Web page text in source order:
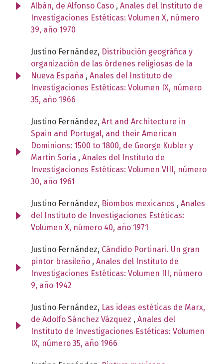
Albán, de Alfonso Caso , Anales del Instituto de
Investigaciones Estéticas: Volumen X, número
39, año 1970
Justino Fernández, Distribución geográfica y
organización de las órdenes religiosas de la
Nueva España , Anales del Instituto de
Investigaciones Estéticas: Volumen IX, número
35, año 1966
Justino Fernández, Art and Architecture in
Spain and Portugal, and their American
Dominions: 1500 to 1800, de George Kubler y
Martin Soria , Anales del Instituto de
Investigaciones Estéticas: Volumen VIII, número
30, año 1961
Justino Fernández, Biombos mexicanos , Anales
del Instituto de Investigaciones Estéticas:
Volumen X, número 40, año 1971
Justino Fernández, Cándido Portinari. Un gran
pintor brasileño , Anales del Instituto de
Investigaciones Estéticas: Volumen III, número
9, año 1942
Justino Fernández, Las ideas estéticas de Marx,
de Adolfo Sánchez Vázquez , Anales del
Instituto de Investigaciones Estéticas: Volumen
IX, número 35, año 1966